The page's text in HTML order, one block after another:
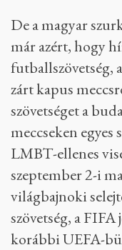
De a magyar
már azért, hogy
futballszövetség,
zárt kapus
szövetséget a
meccseken
LMBT-ellenes
szeptember 2-i
világbajnoki
szövetség, a FIFA
korábbi UEFA-